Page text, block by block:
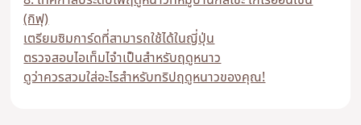
(กิฟุ)
เตรียมซิมการ์ดที่สามารถใช้ได้ในญี่ปุ่น
ตรวจสอบไอเท็มไจําเป็นสําหรับฤดูหนาว
ดูว่าควรสวมใส่อะไรสําหรับทริปฤดูหนาวของคุณ!